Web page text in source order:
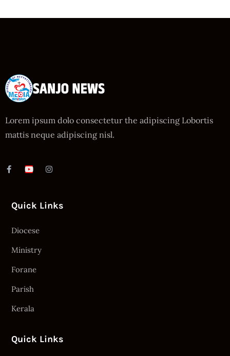
Lorem ipsum dolo consectetur the adipiscing Lobortis
mattis neque adipiscing nisl.
Quick Links
Diocese
Ministry
Forane
Parish
Kerala
Quick Links